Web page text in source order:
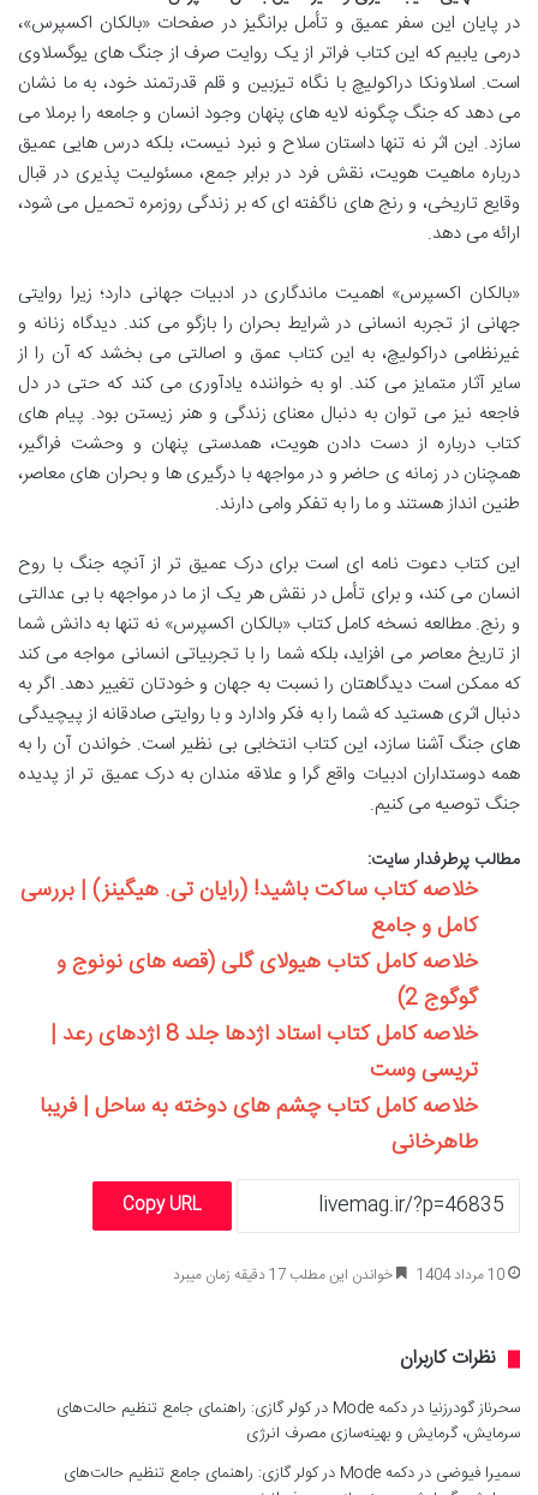
در پایان این سفر عمیق و تأمل برانگیز در صفحات «بالکان اکسپرس»،
درمی یابیم که این کتاب فراتر از یک روایت صرف از جنگ های یوگسلاوی
است. اسلاونکا دراکولیچ با نگاه تیزبین و قلم قدرتمند خود، به ما نشان
می دهد که جنگ چگونه لایه های پنهان وجود انسان و جامعه را برملا می
سازد. این اثر نه تنها داستان سلاح و نبرد نیست، بلکه درس هایی عمیق
درباره ماهیت هویت، نقش فرد در برابر جمع، مسئولیت پذیری در قبال
وقایع تاریخی، و رنج های ناگفته ای که بر زندگی روزمره تحمیل می شود،
ارائه می دهد.
«بالکان اکسپرس» اهمیت ماندگاری در ادبیات جهانی دارد؛ زیرا روایتی
جهانی از تجربه انسانی در شرایط بحران را بازگو می کند. دیدگاه زنانه و
غیرنظامی دراکولیچ، به این کتاب عمق و اصالتی می بخشد که آن را از
سایر آثار متمایز می کند. او به خواننده یادآوری می کند که حتی در دل
فاجعه نیز می توان به دنبال معنای زندگی و هنر زیستن بود. پیام های
کتاب درباره از دست دادن هویت، همدستی پنهان و وحشت فراگیر،
همچنان در زمانه ی حاضر و در مواجهه با درگیری ها و بحران های معاصر،
طنین انداز هستند و ما را به تفکر وامی دارند.
این کتاب دعوت نامه ای است برای درک عمیق تر از آنچه جنگ با روح
انسان می کند، و برای تأمل در نقش هر یک از ما در مواجهه با بی عدالتی
و رنج. مطالعه نسخه کامل کتاب «بالکان اکسپرس» نه تنها به دانش شما
از تاریخ معاصر می افزاید، بلکه شما را با تجربیاتی انسانی مواجه می کند
که ممکن است دیدگاهتان را نسبت به جهان و خودتان تغییر دهد. اگر به
دنبال اثری هستید که شما را به فکر وادارد و با روایتی صادقانه از پیچیدگی
های جنگ آشنا سازد، این کتاب انتخابی بی نظیر است. خواندن آن را به
همه دوستداران ادبیات واقع گرا و علاقه مندان به درک عمیق تر از پدیده
جنگ توصیه می کنیم.
مطالب پرطرفدار سایت:
خلاصه کتاب ساکت باشید! (رایان تی. هیگینز) | بررسی
کامل و جامع
خلاصه کامل کتاب هیولای گلی (قصه های نونوج و
گوگوج 2)
خلاصه کامل کتاب استاد اژدها جلد 8 اژدهای رعد |
تریسی وست
خلاصه کامل کتاب چشم های دوخته به ساحل | فریبا
طاهرخانی
Copy URL
10 مرداد 1404 خواندن این مطلب 17 دقیقه زمان میبرد
نظرات کاربران
سحرناز گودرزنیا در
دکمه Mode در کولر گازی: راهنمای جامع تنظیم حالت‌های
سرمایش، گرمایش و بهینه‌سازی مصرف انرژی
سمیرا فیوضی در
دکمه Mode در کولر گازی: راهنمای جامع تنظیم حالت‌های